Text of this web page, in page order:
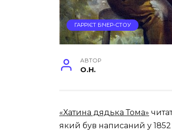
ГАРРІЄТ БІЧЕР-СТОУ
АВТОР
O.H.
«Хатина дядька Тома»
який був написаний у